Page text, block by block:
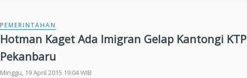
PEMERINTAHAN
Hotman Kaget Ada Imigran Gelap Kantongi KTP
Pekanbaru
Minggu, 19 April 2015 19:04 WIB